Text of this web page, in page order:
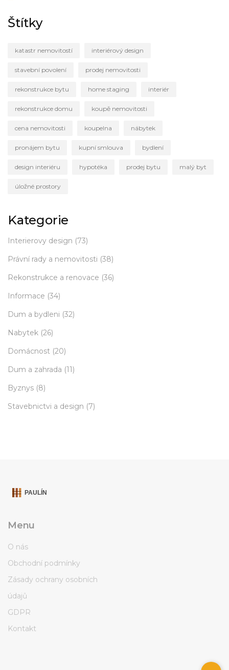
Štítky
katastr nemovitostí interiérový design
stavební povolení prodej nemovitosti
rekonstrukce bytu home staging interiér
rekonstrukce domu koupě nemovitosti
cena nemovitosti koupelna nábytek
pronájem bytu kupní smlouva bydlení
design interiéru hypotéka prodej bytu malý byt
úložné prostory
Kategorie
Interierovy design (73)
Právní rady a nemovitosti (38)
Rekonstrukce a renovace (36)
Informace (34)
Dum a bydleni (32)
Nabytek (26)
Domácnost (20)
Dum a zahrada (11)
Byznys (8)
Stavebnictvi a design (7)
Menu
O nás
Obchodní podmínky
Zásady ochrany osobních
údajů
GDPR
Kontakt